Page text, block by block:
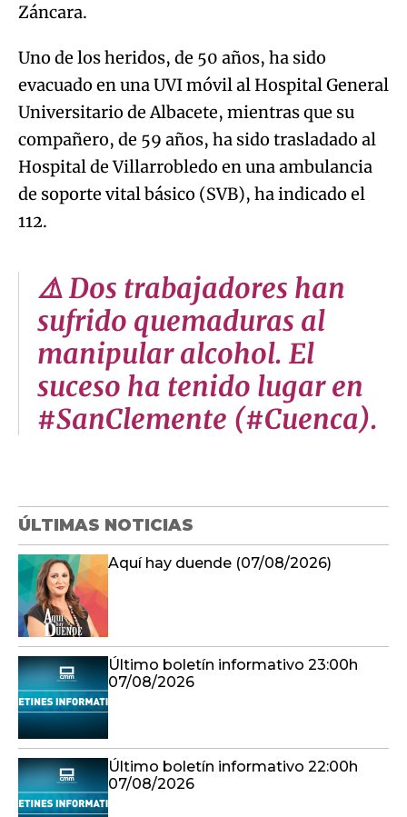
Záncara.
Uno de los heridos, de 50 años, ha sido
evacuado en una UVI móvil al Hospital General
Universitario de Albacete, mientras que su
compañero, de 59 años, ha sido trasladado al
Hospital de Villarrobledo en una ambulancia
de soporte vital básico (SVB), ha indicado el
112.
⚠️ Dos trabajadores han
sufrido quemaduras al
manipular alcohol. El
suceso ha tenido lugar en
#SanClemente (#Cuenca).
ÚLTIMAS NOTICIAS
Aquí hay duende (07/08/2026)
Último boletín informativo 23:00h
07/08/2026
Último boletín informativo 22:00h
07/08/2026